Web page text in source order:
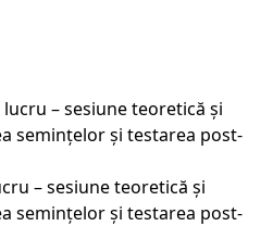
– sesiune teoretică și
semințelor și testarea post-